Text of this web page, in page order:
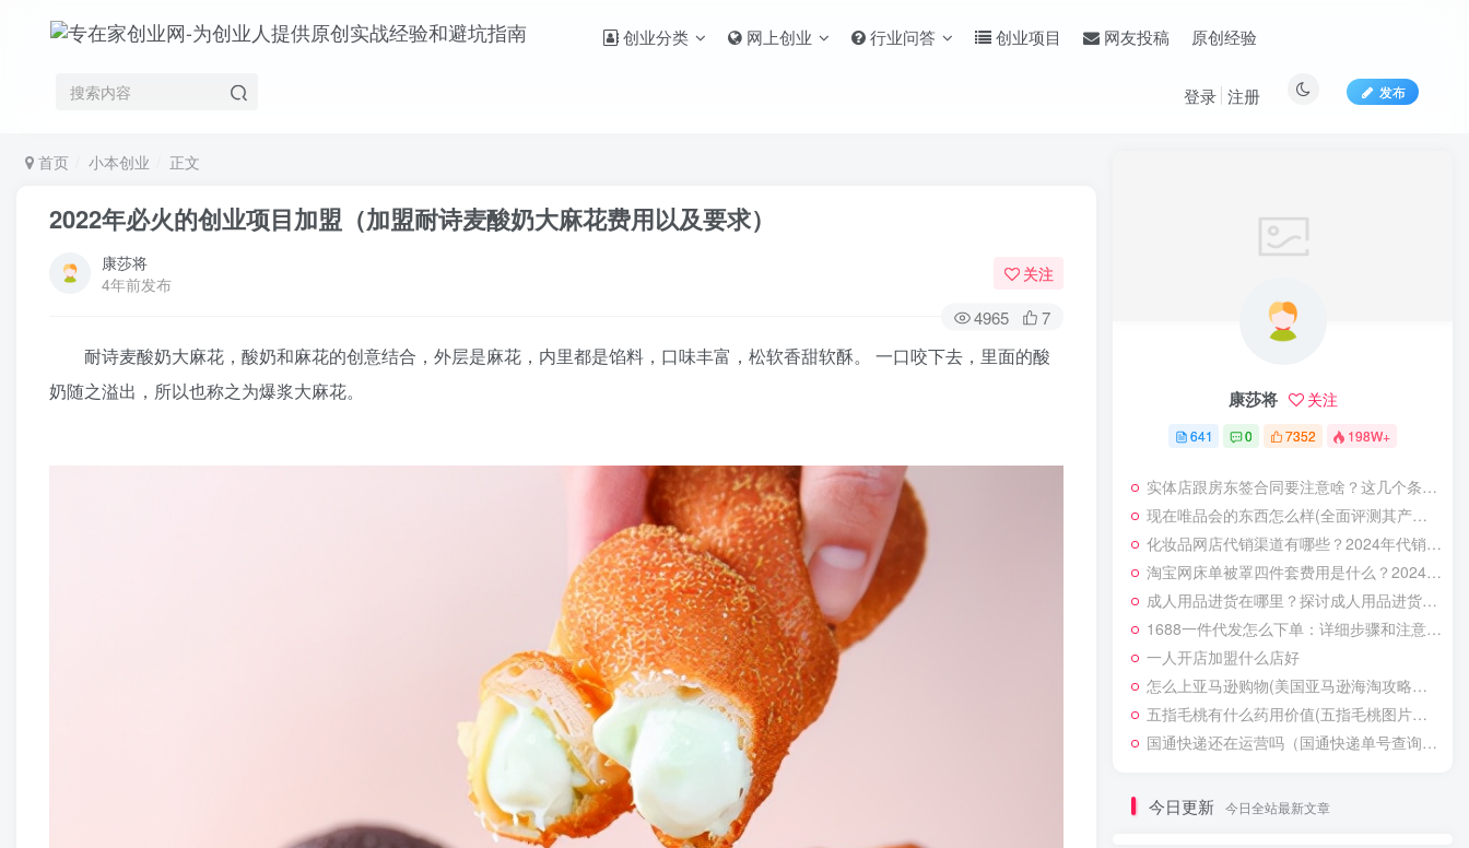
创业分类 网上创业 行业问答 创业项目 网友投稿 原创经验
发布
登录 注册
首页 小本创业 正文
2022年必火的创业项目加盟（加盟耐诗麦酸奶大麻花费用以及要求）
康莎将
4年前发布
关注
4965 7
耐诗麦酸奶大麻花，酸奶和麻花的创意结合，外层是麻花，内里都是馅料，口味丰富，松软香甜软酥。 一口咬下去，里面的酸
奶随之溢出，所以也称之为爆浆大麻花。
康莎将 关注
641 0 7352 198W+
实体店跟房东签合同要注意啥？这几个条款不写清楚后面全是麻烦
现在唯品会的东西怎么样(全面评测其产品质量)
化妆品网店代销渠道有哪些？2024年代销化妆品的五个步骤
淘宝网床单被罩四件套费用是什么？2024年淘宝床单被罩最新报价
成人用品进货在哪里？探讨成人用品进货渠道市场前景及利润分析
1688一件代发怎么下单：详细步骤和注意事项
一人开店加盟什么店好
怎么上亚马逊购物(美国亚马逊海淘攻略超级详细)
五指毛桃有什么药用价值(五指毛桃图片及药用功效)
国通快递还在运营吗（国通快递单号查询跟踪物流信息的技巧）
今日更新 今日全站最新文章